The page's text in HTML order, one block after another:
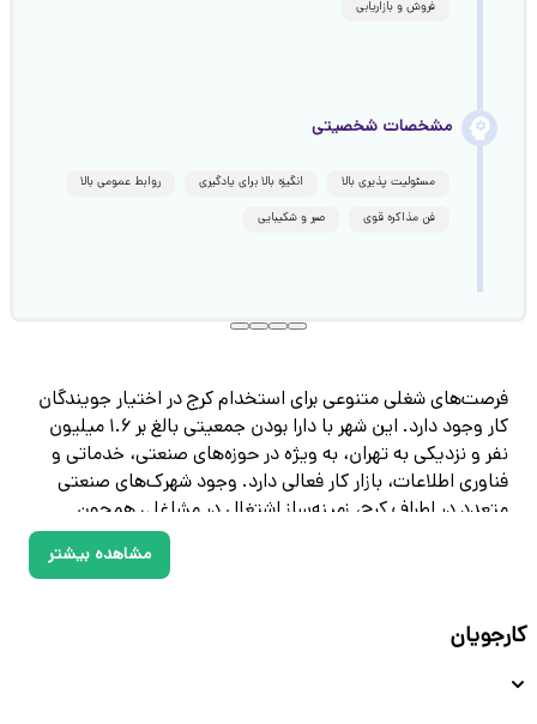
فروش و بازاریابی
مشخصات شخصیتی
مسئولیت پذیری بالا انگیزه بالا برای یادگیری
روابط عمومی بالا
فن مذاکره قوی
صبر و شکیبایی
فرصت‌های شغلی متنوعی برای استخدام کرج در اختیار جویندگان
کار وجود دارد. این شهر با دارا بودن جمعیتی بالغ بر ۱.۶ میلیون
نفر و نزدیکی به تهران، به ویژه در حوزه‌های صنعتی، خدماتی و
فناوری اطلاعات، بازار کار فعالی دارد. وجود شهرک‌های صنعتی
متعدد در اطراف کرج، زمینه‌ساز اشتغال در مشاغلی همچون
مهندسی، اپراتوری، حسابداری، فروش، منابع انسانی و کارگری
شده است. برای دسترسی به آگهی استخدام کرج می‌توانید به از
شغلی در کرج بر اساس عنوان شغلی، نوع همکاری، میزان حقوق و
سایر موارد را فراهم کرده است.
مشاهده بیشتر
کارجویان